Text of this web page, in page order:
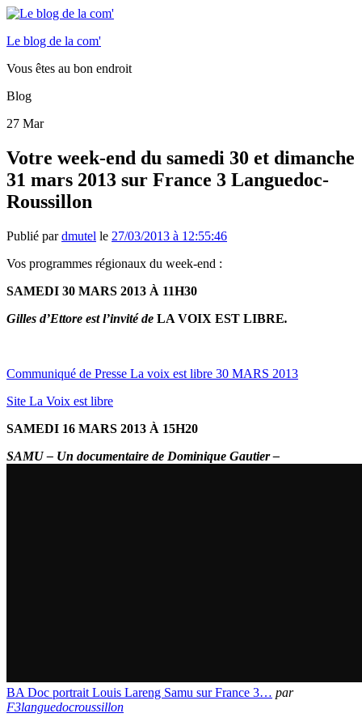
Le blog de la com'
Vous êtes au bon endroit
Blog
27 Mar
Votre week-end du samedi 30 et dimanche
31 mars 2013 sur France 3 Languedoc-
Roussillon
Publié pardmutel le 27/03/2013 à 12:55:46
Vos programmes régionaux du week-end :
SAMEDI 30 MARS 2013 À 11H30
Gilles d’Ettore est l’invité de LA VOIX EST LIBRE.
Communiqué de Presse La voix est libre 30 MARS 2013
Site La Voix est libre
SAMEDI 16 MARS 2013 À 15H20
SAMU – Un documentaire de Dominique Gautier –
BA Doc portrait Louis Lareng Samu sur France 3… par
F3languedocroussillon